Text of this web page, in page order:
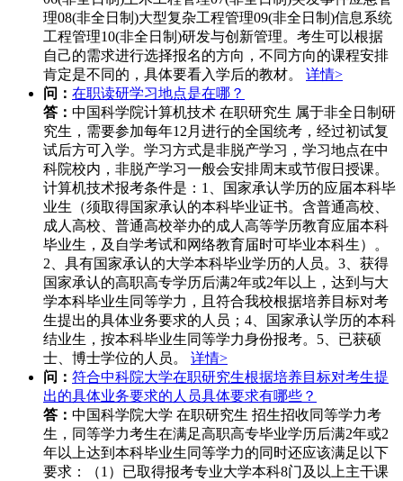
理08(非全日制)大型复杂工程管理09(非全日制)信息系统
工程管理10(非全日制)研发与创新管理。考生可以根据
自己的需求进行选择报名的方向，不同方向的课程安排
肯定是不同的，具体要看入学后的教材。 详情>
问： 在职读研学习地点是在哪？
答： 中国科学院计算机技术 在职研究生 属于非全日制研
究生，需要参加每年12月进行的全国统考，经过初试复
试后方可入学。学习方式是非脱产学习，学习地点在中
科院校内，非脱产学习一般会安排周末或节假日授课。
计算机技术报考条件是：1、国家承认学历的应届本科毕
业生（须取得国家承认的本科毕业证书。含普通高校、
成人高校、普通高校举办的成人高等学历教育应届本科
毕业生，及自学考试和网络教育届时可毕业本科生）。
2、具有国家承认的大学本科毕业学历的人员。3、获得
国家承认的高职高专学历后满2年或2年以上，达到与大
学本科毕业生同等学力，且符合我校根据培养目标对考
生提出的具体业务要求的人员；4、国家承认学历的本科
结业生，按本科毕业生同等学力身份报考。5、已获硕
士、博士学位的人员。 详情>
问： 符合中科院大学在职研究生根据培养目标对考生提
出的具体业务要求的人员具体要求有哪些？
答： 中国科学院大学 在职研究生 招生招收同等学力考
生，同等学力考生在满足高职高专毕业学历后满2年或2
年以上达到本科毕业生同等学力的同时还应该满足以下
要求：（1）已取得报考专业大学本科8门及以上主干课